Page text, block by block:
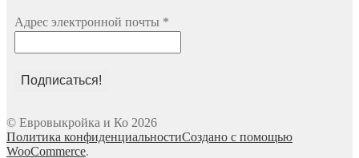
Адрес электронной почты *
© Евровыкройка и Ко 2026
Политика конфиденциальностиСоздано с помощью
WooCommerce.